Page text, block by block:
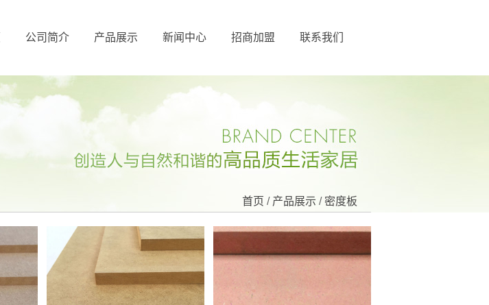
公司简介 产品展示 新闻中心 招商加盟 联系我们
首页 / 产品展示 / 密度板